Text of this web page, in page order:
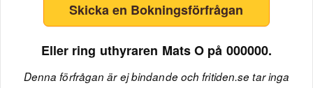
Skicka en Bokningsförfrågan
Eller ring uthyraren Mats O på 000000.
Denna förfrågan är ej bindande och fritiden.se tar inga